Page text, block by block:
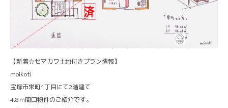
【新着☆セマカワ土地付きプラン情報】
moikoti
宝塚市栄町1丁目にて2階建て
4.8ｍ間口物件のご紹介です。